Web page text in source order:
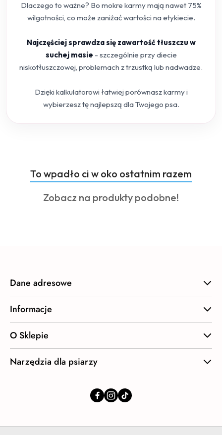
Dlaczego to ważne? Bo mokre karmy mają nawet 75%
wilgotności, co może zaniżać wartości na etykiecie.
Najczęściej sprawdza się zawartość tłuszczu w
suchej masie - szczególnie przy diecie
niskotłuszczowej, problemach z trzustką lub nadwadze.
Dzięki kalkulatorowi łatwiej porównasz karmy i
wybierzesz tę najlepszą dla Twojego psa.
Pomiń karuzelę produktów
Produkty
o
statusie:
To wpadło ci w oko ostatnim razem
Produkty
Zobacz na produkty podobne!
Dane adresowe
Informacje
O Sklepie
Narzędzia dla psiarzy